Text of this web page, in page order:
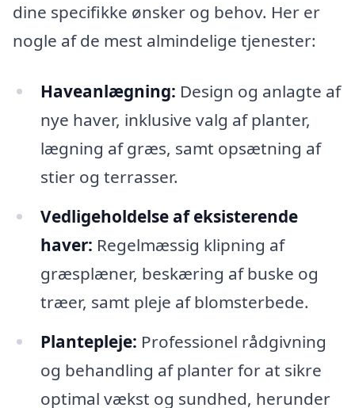
dine specifikke ønsker og behov. Her er
nogle af de mest almindelige tjenester:
Haveanlægning: Design og anlagte af
nye haver, inklusive valg af planter,
lægning af græs, samt opsætning af
stier og terrasser.
Vedligeholdelse af eksisterende
haver: Regelmæssig klipning af
græsplæner, beskæring af buske og
træer, samt pleje af blomsterbede.
Plantepleje: Professionel rådgivning
og behandling af planter for at sikre
optimal vækst og sundhed, herunder